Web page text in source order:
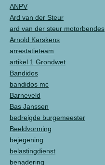
ANPV
Ard van der Steur
ard van der steur motorbendes
Arnold Karskens
arrestatieteam
artikel 1 Grondwet
Bandidos
bandidos mc
Barneveld
Bas Janssen
bedreigde burgemeester
Beeldvorming
bejegening
belastingdienst
benadering